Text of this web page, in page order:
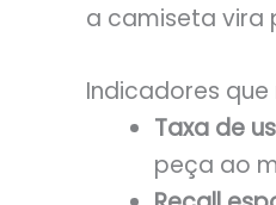
a camiseta vira
Indicadores
Taxa de
peça ao